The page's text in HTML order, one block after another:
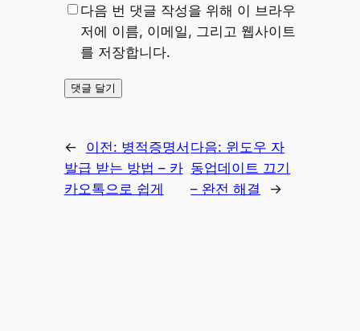
다음 번 댓글 작성을 위해 이 브라우
저에 이름, 이메일, 그리고 웹사이트
를 저장합니다.
← 이전: 병적증명서
발급 받는 방법 – 카
카오톡으로 쉽게
다음: 윈도우 자
동업데이트 끄기
– 완전 해결
→